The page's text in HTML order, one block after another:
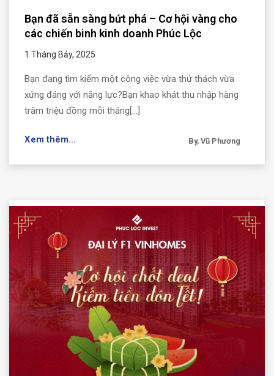
Bạn đã sẵn sàng bứt phá – Cơ hội vàng cho
các chiến binh kinh doanh Phúc Lộc
1 Tháng Bảy, 2025
Bạn đang tìm kiếm một công việc vừa thử thách vừa
xứng đáng với năng lực?Bạn khao khát thu nhập hàng
trăm triệu đồng mỗi tháng[...]
Xem thêm... By, Vũ Phương